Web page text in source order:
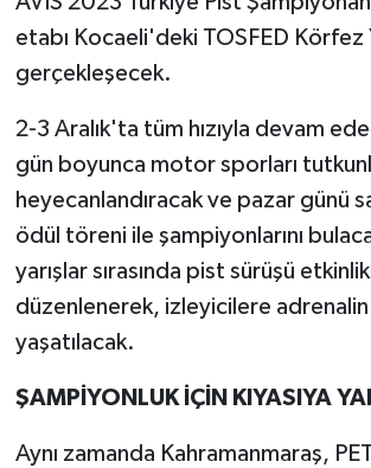
etabı Kocaeli'deki TOSFED Körfez
gerçekleşecek.
2-3 Aralık'ta tüm hızıyla devam
gün boyunca motor sporları
heyecanlandıracak ve pazar günü
ödül töreni ile şampiyonlarını
yarışlar sırasında pist sürüşü
düzenlenerek, izleyicilere
yaşatılacak.
ŞAMPİYONLUK İÇİN KIYASIYA
Aynı zamanda Kahramanmaraş,